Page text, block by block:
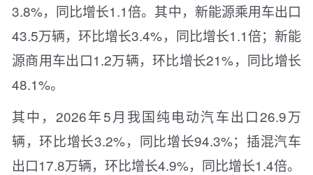
3.8%，同比增长1.1倍。其中，新能源乘用车出口
43.5万辆，环比增长3.4%，同比增长1.1倍；新能
源商用车出口1.2万辆，环比增长21%，同比增长
48.1%。
其中，2026年5月我国纯电动汽车出口26.9万
辆，环比增长3.2%，同比增长94.3%；插混汽车
出口17.8万辆，环比增长4.9%，同比增长1.4倍。